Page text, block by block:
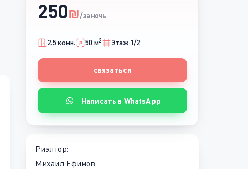
250₪/ за ночь
2.5 комн. 50 м2 Этаж 1/2
связаться
Написать в WhatsApp
Риэлтор:
Михаил Ефимов